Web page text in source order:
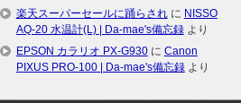
楽天スーパーセールに踊らされに NISSO
AQ-20 水温計(L) | Da-mae's備忘録より
EPSON カラリオ PX-G930に Canon
PIXUS PRO-100 | Da-mae's備忘録より